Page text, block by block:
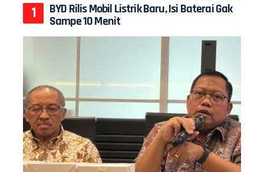
BYD Rilis Mobil Listrik Baru, Isi Baterai Gak
Sampe 10 Menit